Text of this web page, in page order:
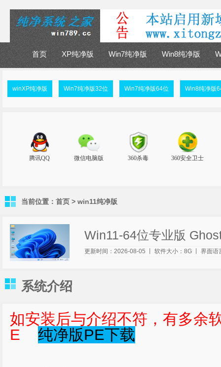
首页 XP纯净版 Win7纯净版 Win8纯净版
winXP纯净版 Win7纯净版32位 Win7纯净版64位 Win8纯净版
当前位置： 首页 > win11纯净版
Win11-64位专业版
更新时间：2026-08-05 软件大小：8G 界面语
系统介绍
如安装后与介绍不符，有多余
E
纯净版PE下载